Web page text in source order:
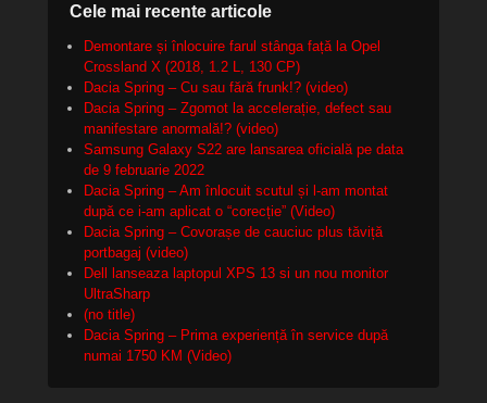
Cele mai recente articole
Demontare și înlocuire farul stânga față la Opel
Crossland X (2018, 1.2 L, 130 CP)
Dacia Spring – Cu sau fără frunk!? (video)
Dacia Spring – Zgomot la accelerație, defect sau
manifestare anormală!? (video)
Samsung Galaxy S22 are lansarea oficială pe data
de 9 februarie 2022
Dacia Spring – Am înlocuit scutul și l-am montat
după ce i-am aplicat o “corecție” (Video)
Dacia Spring – Covorașe de cauciuc plus tăviță
portbagaj (video)
Dell lanseaza laptopul XPS 13 si un nou monitor
UltraSharp
(no title)
Dacia Spring – Prima experiență în service după
numai 1750 KM (Video)